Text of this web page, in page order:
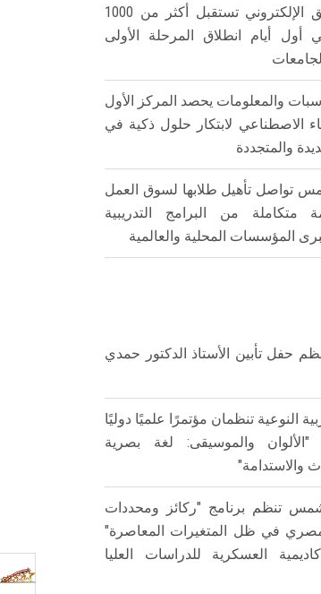
معامل التنسيق الإلكتروني تستقبل أكثر من 1000
أول أيام انطلاق المرحلة الأولى
والمعلومات يحصد المركز الأول
الاصطناعي لابتكار حلول ذكية في
والمتجددة
تواصل تأهيل طلابها لسوق العمل
من البرامج التدريبية
المؤسسات المحلية والعالمية
حفل تأبين الأستاذ الدكتور حمدي
النوعية تنظمان مؤتمرًا علميًا دوليًا
"الألوان والموسيقى: لغة بصرية
والاستدامة"
تنظم برنامج "ركائز ومحددات
في ظل المتغيرات المعاصرة"
العسكرية للدراسات العليا